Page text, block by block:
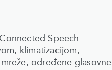
Speech
klimatizacijom,
određene glasovne